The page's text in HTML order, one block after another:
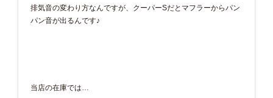
排気音の変わり方なんですが、クーパーSだとマフラーからパン
パン音が出るんです♪
当店の在庫では…